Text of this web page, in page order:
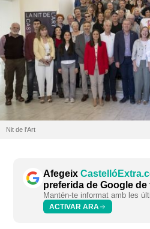
Nit de l'Art
Afegeix
preferida de Google
Mantén-te informat amb les
ACTIVAR ARA